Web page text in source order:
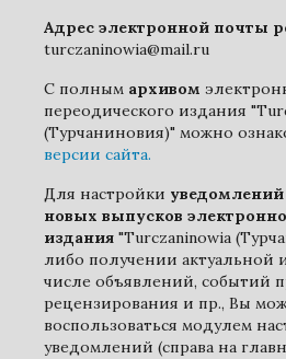
Адрес электронной почты
turczaninowia@mail.ru
С полным архивом
переодического издания
(Турчаниновия)" можно
версии сайта.
Для настройки
новых выпусков
издания "Turczaninowia
либо получении актуальной
числе объявлений, событий
рецензирования и пр., Вы
воспользоваться модулем
уведомлений (справа на